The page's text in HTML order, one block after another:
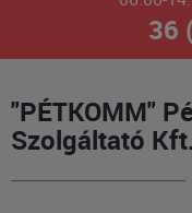
36
"PÉTKOMM"
Szolgáltató Kft.